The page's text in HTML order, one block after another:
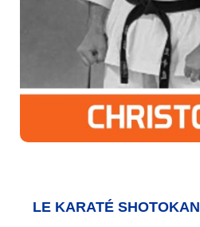
LE KARATÉ SHOTOKAN